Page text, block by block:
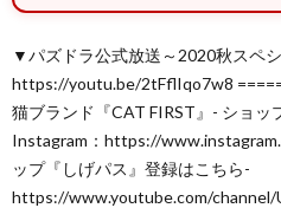
▼パズドラ公式放送～2020秋スペ
https://youtu.be/2tFflIqo7w8
猫ブランド『CAT FIRST』- ショ
Instagram：https://
ップ『しげパス』登録はこちら-
https://www.youtube.com/